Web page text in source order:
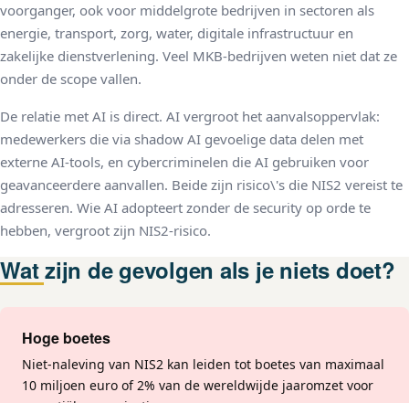
voorganger, ook voor middelgrote bedrijven in sectoren als
energie, transport, zorg, water, digitale infrastructuur en
zakelijke dienstverlening. Veel MKB-bedrijven weten niet dat ze
onder de scope vallen.
De relatie met AI is direct. AI vergroot het aanvalsoppervlak:
medewerkers die via shadow AI gevoelige data delen met
externe AI-tools, en cybercriminelen die AI gebruiken voor
geavanceerdere aanvallen. Beide zijn risico\'s die NIS2 vereist te
adresseren. Wie AI adopteert zonder de security op orde te
hebben, vergroot zijn NIS2-risico.
Wat zijn de gevolgen als je niets doet?
Hoge boetes
Niet-naleving van NIS2 kan leiden tot boetes van maximaal
10 miljoen euro of 2% van de wereldwijde jaaromzet voor